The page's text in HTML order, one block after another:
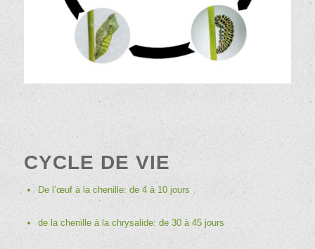
CYCLE DE VIE
De l’œuf à la chenille: de 4 à 10 jours
de la chenille à la chrysalide: de 30 à 45 jours